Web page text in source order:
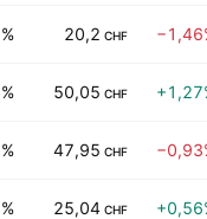
20,2 CHF
50,05 CHF
47,95 CHF
25,04 CHF